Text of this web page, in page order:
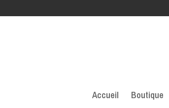
Accueil Boutique